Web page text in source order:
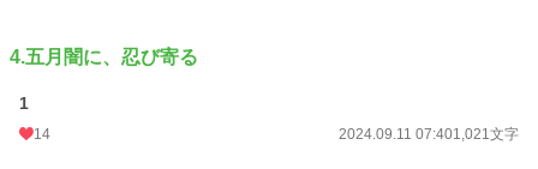
4.五月闇に、忍び寄る
1
14 2024.09.11 07:401,021文字